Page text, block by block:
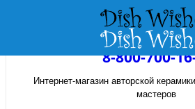
8-800-700-
Интернет-магазин авторской
мастеров